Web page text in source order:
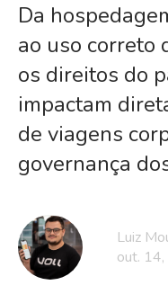
Da
ao uso correto
os direitos do
impactam
de viagens
governança
Luiz
out.